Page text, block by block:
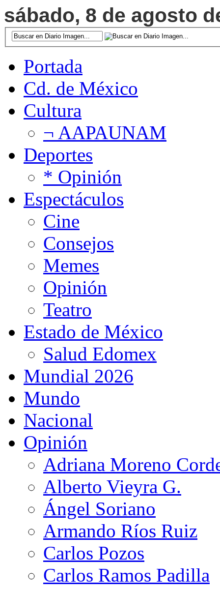
sábado, 8 de agosto
Portada
Cd. de México
Cultura
¬ AAPAUNAM
Deportes
* Opinión
Espectáculos
Cine
Consejos
Memes
Opinión
Teatro
Estado de México
Salud Edomex
Mundial 2026
Mundo
Nacional
Opinión
Adriana Moreno
Alberto Vieyra G.
Ángel Soriano
Armando Ríos Ruiz
Carlos Pozos
Carlos Ramos Padilla